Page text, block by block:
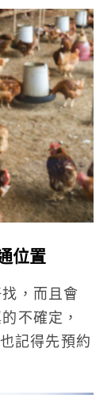
位置
，而且會
不確定，
記得先預約